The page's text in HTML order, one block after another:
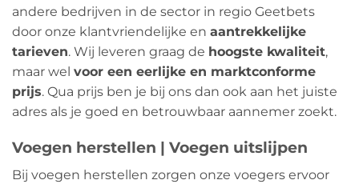
andere bedrijven in de sector in regio Geetbets
door onze klantvriendelijke en aantrekkelijke
tarieven. Wij leveren graag de hoogste kwaliteit,
maar wel voor een eerlijke en marktconforme
prijs. Qua prijs ben je bij ons dan ook aan het juiste
adres als je goed en betrouwbaar aannemer zoekt.
Voegen herstellen | Voegen uitslijpen
Bij voegen herstellen zorgen onze voegers ervoor